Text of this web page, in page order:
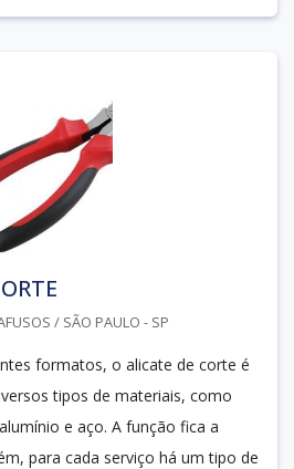
/ SÃO PAULO - SP
formatos, o alicate de corte é
tipos de materiais, como
e aço. A função fica a
para cada serviço há um tipo de